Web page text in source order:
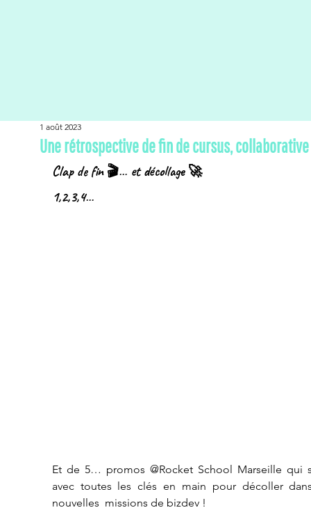
Une rétrospective de fin de cursus,
1 août 2023
Clap de fin 🎬… et décollage 🚀
1,2,3,4…
Et de 5… promos @Rocket School Marseille qui
avec toutes les clés en main pour décoller
nouvelles  missions de bizdev !